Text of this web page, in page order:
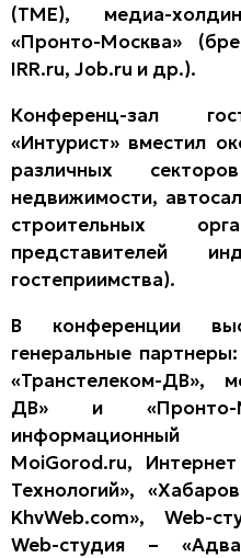
(ТМЕ), медиа-
«Пронто-Москва»
IRR.ru, Job.ru и др.).
Конференц-зал
«Интурист» вместил
различных
недвижимости,
строительных
представителей
гостеприимства).
В конференции
генеральные
«Транстелеком-ДВ»,
ДВ» и «Пронто-
информационный
MoiGorod.ru,
Технологий»,
KhvWeb.com», Web-
Web-студия –